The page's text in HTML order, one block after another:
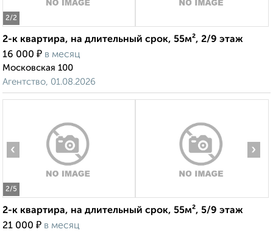
2/2
2-к квартира, на длительный срок, 55м², 2/9 этаж
16 000 ₽ в месяц
Московская 100
Агентство, 01.08.2026
2/5
‹ ›
2-к квартира, на длительный срок, 55м², 5/9 этаж
21 000 ₽ в месяц